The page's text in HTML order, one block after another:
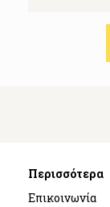
Περισσότερα
Επικοινωνία